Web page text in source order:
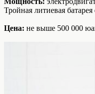
Тройная литиевая
Цена: не выше 500 000